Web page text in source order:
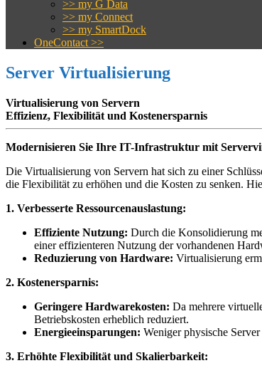
>> my G Data
>> my Connect
>> my SmartDock
OneContact >>
Server Virtualisierung
Virtualisierung von Servern
Effizienz, Flexibilität und Kostenersparnis
Modernisieren Sie Ihre IT-Infrastruktur mit
Die Virtualisierung von Servern hat sich zu einer
die Flexibilität zu erhöhen und die Kosten zu senken.
1. Verbesserte Ressourcenauslastung:
Effiziente Nutzung: Durch die Konsolidierung
einer effizienteren Nutzung der vorhandenen
Reduzierung von Hardware: Virtualisierung
2. Kostenersparnis:
Geringere Hardwarekosten: Da mehrere
Betriebskosten erheblich reduziert.
Energieeinsparungen: Weniger physische
3. Erhöhte Flexibilität und Skalierbarkeit: